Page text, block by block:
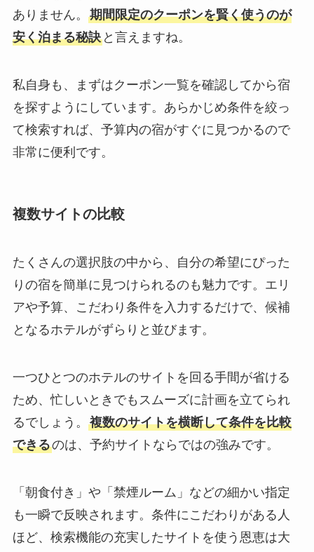
ありません。 期間限定のクーポンを賢く使うのが
安く泊まる秘訣と言えますね。
私自身も、まずはクーポン一覧を確認してから宿
を探すようにしています。あらかじめ条件を絞っ
て検索すれば、予算内の宿がすぐに見つかるので
非常に便利です。
複数サイトの比較
たくさんの選択肢の中から、自分の希望にぴった
りの宿を簡単に見つけられるのも魅力です。エリ
アや予算、こだわり条件を入力するだけで、候補
となるホテルがずらりと並びます。
一つひとつのホテルのサイトを回る手間が省ける
ため、忙しいときでもスムーズに計画を立てられ
るでしょう。 複数のサイトを横断して条件を比較
できるのは、予約サイトならではの強みです。
「朝食付き」や「禁煙ルーム」などの細かい指定
も一瞬で反映されます。条件にこだわりがある人
ほど、検索機能の充実したサイトを使う恩恵は大